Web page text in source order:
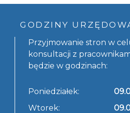
GODZINY
Przyjmowanie stron w
konsultacji z
będzie w godzinach:
Poniedziałek:
Wtorek: